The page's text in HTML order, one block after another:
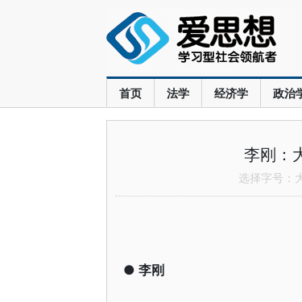
首页 法学 经济学 政治
李刚：
选择字号：
● 李刚